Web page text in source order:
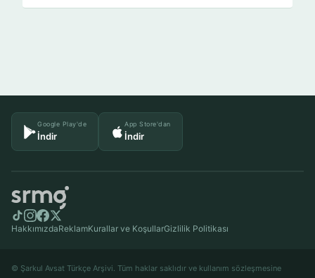
Google Play'de
İndir
App Store'dan
İndir
HakkımızdaReklamKurallar ve KoşullarGizlilik Politikası
© Şarkul Avsat Türkçe Arşivi. Tüm haklar saklıdır ve kullanım sözleşmesine